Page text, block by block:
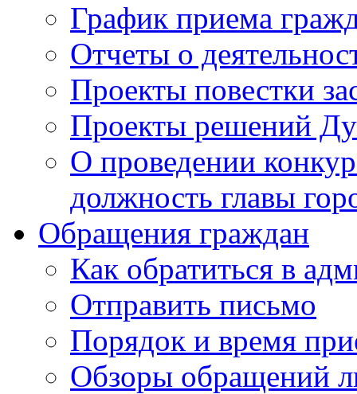
График приема
Отчеты о
Проекты повестки
Проекты решений
О проведении
должность главы
Обращения граждан
Как обратиться в
Отправить письмо
Порядок и время
Обзоры обращений